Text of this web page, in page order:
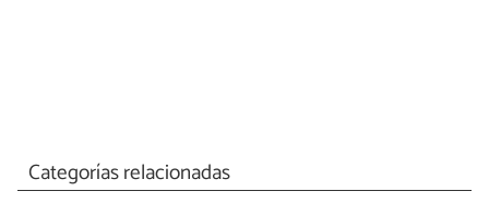
Categorías relacionadas